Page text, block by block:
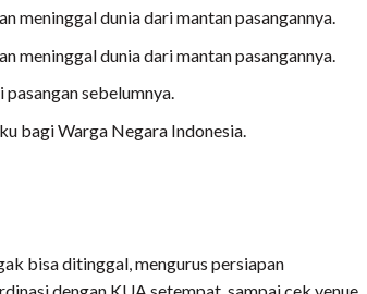
meninggal dunia dari mantan pasangannya.
meninggal dunia dari mantan pasangannya.
sebelumnya.
bagi Warga Negara Indonesia.
bisa ditinggal, mengurus persiapan